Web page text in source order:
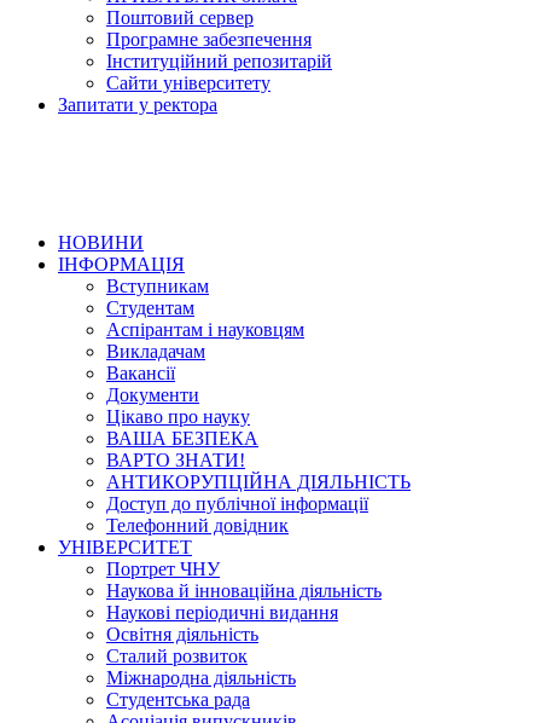
Поштовий сервер
Програмне забезпечення
Інституційний репозитарій
Сайти університету
Запитати у ректора
НОВИНИ
ІНФОРМАЦІЯ
Вступникам
Студентам
Аспірантам і науковцям
Викладачам
Вакансії
Документи
Цікаво про науку
ВАША БЕЗПЕКА
ВАРТО ЗНАТИ!
АНТИКОРУПЦІЙНА ДІЯЛЬНІСТЬ
Доступ до публічної інформації
Телефонний довідник
УНІВЕРСИТЕТ
Портрет ЧНУ
Наукова й інноваційна діяльність
Наукові періодичні видання
Освітня діяльність
Сталий розвиток
Міжнародна діяльність
Студентська рада